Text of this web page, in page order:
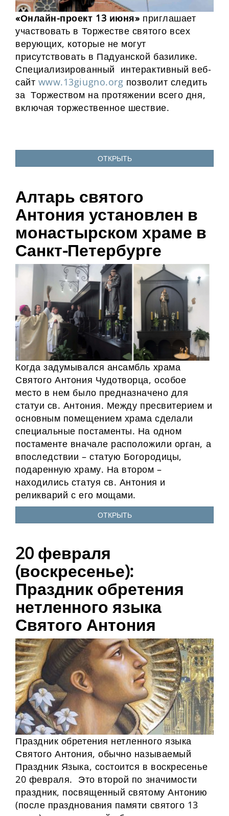
«Онлайн-проект 13 июня» приглашает
участвовать в Торжестве святого всех
верующих, которые не могут
присутствовать в Падуанской базилике.
Специализированный интерактивный веб-
сайт www.13giugno.org позволит следить
за Торжеством на протяжении всего дня,
включая торжественное шествие.
ОТКРЫТЬ
Алтарь святого
Антония установлен в
монастырском храме в
Санкт-Петербурге
Когда задумывался ансамбль храма
Святого Антония Чудотворца, особое
место в нем было предназначено для
статуи св. Антония. Между пресвитерием и
основным помещением храма сделали
специальные постаменты. На одном
постаменте вначале расположили орган, а
впоследствии – статую Богородицы,
подаренную храму. На втором –
находились статуя св. Антония и
реликварий с его мощами.
ОТКРЫТЬ
20 февраля
(воскресенье):
Праздник обретения
нетленного языка
Святого Антония
Праздник обретения нетленного языка
Святого Антония, обычно называемый
Праздник Языка, состоится в воскресенье
20 февраля. Это второй по значимости
праздник, посвященный святому Антонию
(после празднования памяти святого 13